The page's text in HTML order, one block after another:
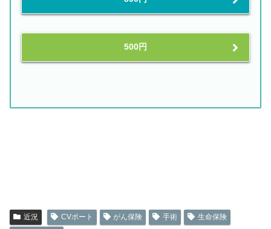
500円
近況 CVポート がん保険 手術
生命保険